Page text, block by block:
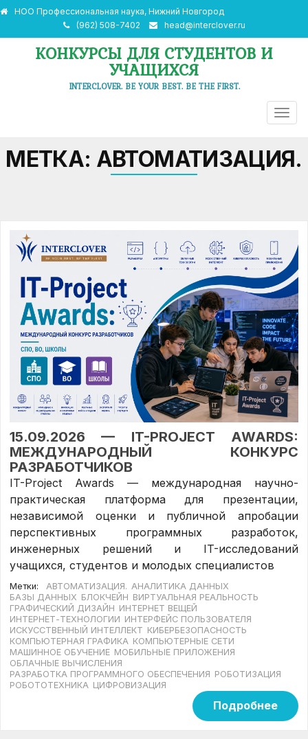
НОО Профессиональная наука, Нижний Новгород
(962) 508-7402
head@interclover.ru
КОНКУРСЫ ДЛЯ СТУДЕНТОВ И
УЧАЩИХСЯ
INTERCLOVER. BE YOUR BEST. BE THE FIRST.
МЕТКА: АВТОМАТИЗАЦИЯ.
15.09.2026 — IT-PROJECT AWARDS:
МЕЖДУНАРОДНЫЙ КОНКУРС
РАЗРАБОТЧИКОВ
IT-Project Awards — международная научно-
практическая платформа для презентации,
независимой оценки и публичной апробации
перспективных программных разработок,
инженерных решений и IT-исследований
учащихся, студентов и молодых специалистов
Метки: АВТОМАТИЗАЦИЯ. АНАЛИТИКА ДАННЫХ
БАЗЫ ДАННЫХ БЛОКЧЕЙН ВИРТУАЛЬНАЯ РЕАЛЬНОСТЬ
ГРАФИЧЕСКИЙ ДИЗАЙН ИНТЕРНЕТ ВЕЩЕЙ
ИНТЕРНЕТ-ТЕХНОЛОГИИ ИНТЕРФЕЙС ПОЛЬЗОВАТЕЛЯ
ИСКУССТВЕННЫЙ ИНТЕЛЛЕКТ КИБЕРБЕЗОПАСНОСТЬ
КОМПЬЮТЕРНАЯ ГРАФИКА КОМПЬЮТЕРНЫЕ СЕТИ
МАШИННОЕ ОБУЧЕНИЕ МОБИЛЬНЫЕ ПРИЛОЖЕНИЯ
ОБЛАЧНЫЕ ВЫЧИСЛЕНИЯ
РАЗРАБОТКА ПРОГРАММНОГО ОБЕСПЕЧЕНИЯ РОБОТИЗАЦИЯ
РОБОТОТЕХНИКА ЦИФРОВИЗАЦИЯ
Подробнее